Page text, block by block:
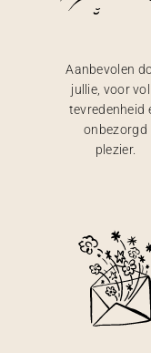
Aanbevolen
jullie, voor
tevredenheid
onbezorgd
plezier.